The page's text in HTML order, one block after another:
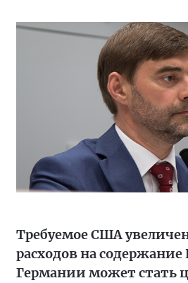
Требуемое США
расходов на
Германии может стать